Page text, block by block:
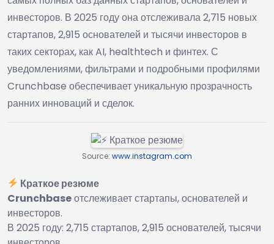
инвесторов. В 2025 году она отслеживала 2,715 новых
стартапов, 2,915 основателей и тысячи инвесторов в
таких секторах, как AI, healthtech и финтех. С
уведомлениями, фильтрами и подробными профилями
Crunchbase обеспечивает уникальную прозрачность
ранних инноваций и сделок.
Source: www.instagram.com
Краткое резюме
Crunchbaseотслеживает стартапы, основателей и
инвесторов.
В 2025 году: 2,715 стартапов, 2,915 основателей, тысячи